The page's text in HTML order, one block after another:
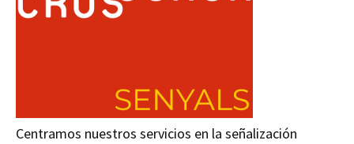
Centramos nuestros servicios en la señalización